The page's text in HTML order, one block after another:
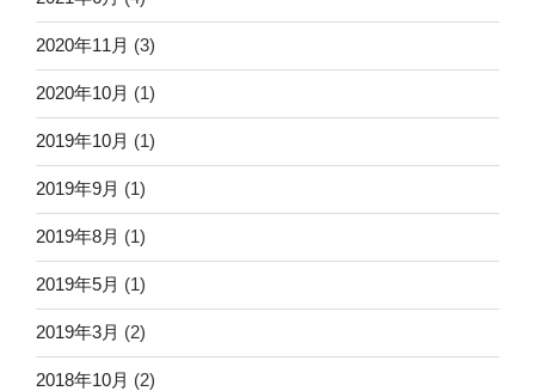
2020年11月 (3)
2020年10月 (1)
2019年10月 (1)
2019年9月 (1)
2019年8月 (1)
2019年5月 (1)
2019年3月 (2)
2018年10月 (2)